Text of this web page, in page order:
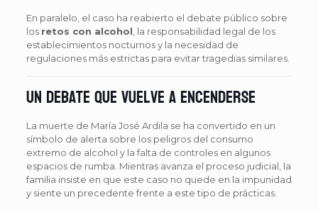
En paralelo, el caso ha reabierto el debate público sobre
los retos con alcohol , la responsabilidad legal de los
establecimientos nocturnos y la necesidad de
regulaciones más estrictas para evitar tragedias similares.
Un debate que vuelve a encenderse
La muerte de María José Ardila se ha convertido en un
símbolo de alerta sobre los peligros del consumo
extremo de alcohol y la falta de controles en algunos
espacios de rumba. Mientras avanza el proceso judicial, la
familia insiste en que este caso no quede en la impunidad
y siente un precedente frente a este tipo de prácticas.